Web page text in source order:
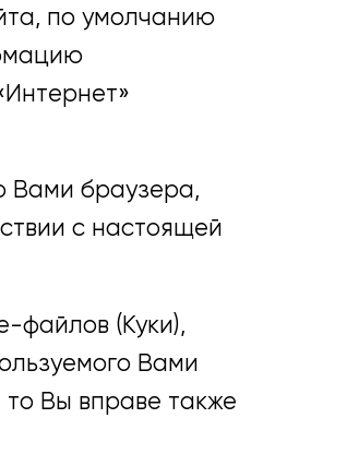
по умолчанию
Вами браузера,
с настоящей
файлов (Куки),
Вами
Вы вправе также